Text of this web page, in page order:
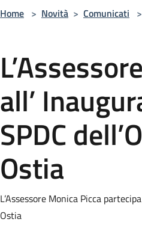
Home > Novità > Comunicati >
all’
SPDC
Ostia
L’Assessore Monica Picca
Ostia